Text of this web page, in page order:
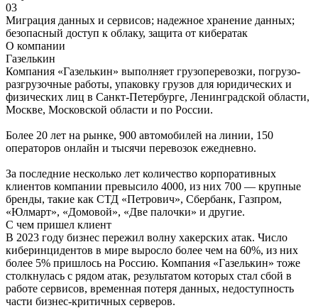
03
Миграция данных и сервисов; надежное хранение данных;
безопасный доступ к облаку, защита от кибератак
О компании
Газелькин
Компания «Газелькин» выполняет грузоперевозки, погрузо-
разгрузочные работы, упаковку грузов для юридических и
физических лиц в Санкт-Петербурге, Ленинградской области,
Москве, Московской области и по России.
Более 20 лет на рынке, 900 автомобилей на линии, 150
операторов онлайн и тысячи перевозок ежедневно.
За последние несколько лет количество корпоративных
клиентов компании превысило 4000, из них 700 — крупные
бренды, такие как СТД «Петрович», Сбербанк, Газпром,
«Юлмарт», «Домовой», «Две палочки» и другие.
С чем пришел клиент
В 2023 году бизнес пережил волну хакерских атак. Число
киберинцидентов в мире выросло более чем на 60%, из них
более 5% пришлось на Россию. Компания «Газелькин» тоже
столкнулась с рядом атак, результатом которых стал сбой в
работе сервисов, временная потеря данных, недоступность
части бизнес-критичных серверов.